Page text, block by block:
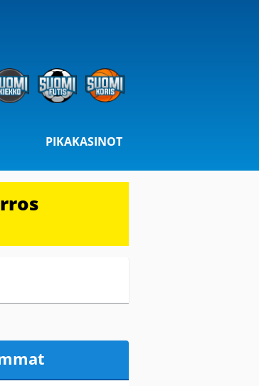
PIKAKASINOT